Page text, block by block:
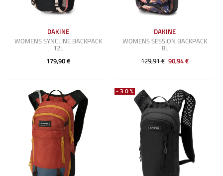
DAKINE
WOMENS SYNCLINE BACKPACK
12L
179,90 €
DAKINE
WOMENS SESSION BACKPACK
8L
129,91 € 90,94 €
-30%